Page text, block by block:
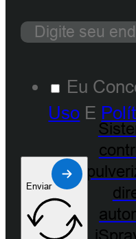
Eu
Uso E
Enviar